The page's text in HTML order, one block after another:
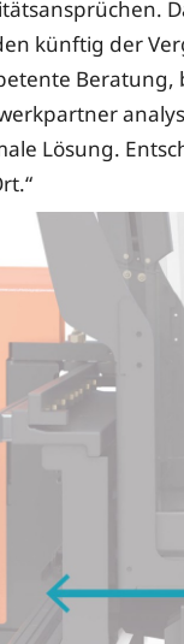
künftig der
Beratung,
Lösung.